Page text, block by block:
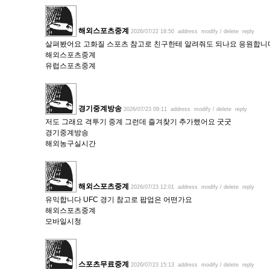
해외스포츠중계 2026/07/22 18:50 address modify / delete reply
살펴봤어요 고화질 스포츠 참고로 친구한테 알려줘도 되나요 응원합니
해외스포츠중계
유럽스포츠중계
경기중계방송 2026/07/23 09:11 address modify / delete reply
저도 그래요 격투기 중계 그런데 즐겨찾기 추가했어요 굿굿
경기중계방송
해외농구실시간
해외스포츠중계 2026/07/23 12:01 address modify / delete reply
유익합니다 UFC 경기 참고로 팝업은 어떤가요
해외스포츠중계
모바일시청
스포츠무료중계 2026/07/23 15:13 address modify / delete reply